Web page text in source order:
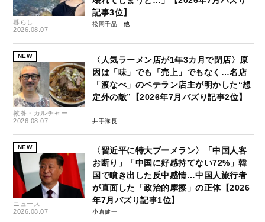
暮らし
2026.08.07
記事3位】
松岡千晶
NEW
教養・カルチャー
2026.08.07
〈人気ラーメン店が1年3カ月で閉店〉原
因は「味」でも「売上」でもなく…名店
「渡なべ」のベテラン店主が明かした“想
定外の敵”【2026年7月バズり記事2位】
井手隊長
NEW
ニュース
2026.08.07
〈習近平に特大ブーメラン〉「中国人客
お断り」「中国に好感持てない72%」韓
国で噴き出した反中感情…中国人旅行者
が直面した「政治的摩擦」の正体【2026
年7月バズり記事1位】
小倉健一